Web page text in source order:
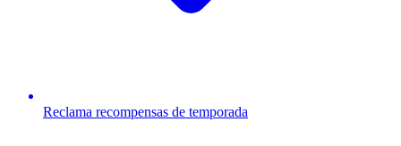
Reclama recompensas de temporada